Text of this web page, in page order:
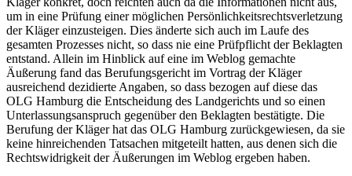
um in eine Prüfung einer möglichen Persönlichkeitsrechtsverletzung
der Kläger einzusteigen. Dies änderte sich auch im Laufe des
gesamten Prozesses nicht, so dass nie eine Prüfpflicht der Beklagten
entstand. Allein im Hinblick auf eine im Weblog gemachte
Äußerung fand das Berufungsgericht im Vortrag der Kläger
ausreichend dezidierte Angaben, so dass bezogen auf diese das
OLG Hamburg die Entscheidung des Landgerichts und so einen
Unterlassungsanspruch gegenüber den Beklagten bestätigte. Die
Berufung der Kläger hat das OLG Hamburg zurückgewiesen, da sie
keine hinreichenden Tatsachen mitgeteilt hatten, aus denen sich die
Rechtswidrigkeit der Äußerungen im Weblog ergeben haben.